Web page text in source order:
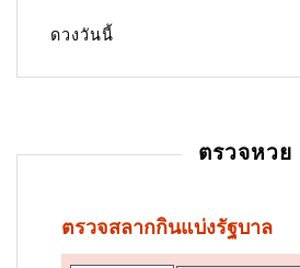
ดวงวันนี้
ตรวจหวย